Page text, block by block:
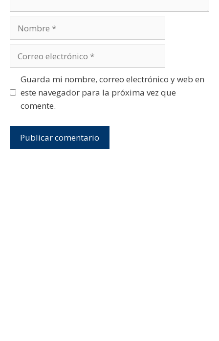
Guarda mi nombre, correo electrónico y web en
este navegador para la próxima vez que
comente.